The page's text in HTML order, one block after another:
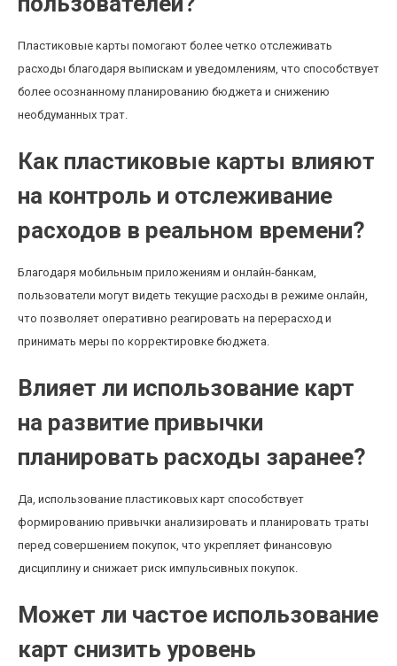
Пластиковые карты помогают более четко отслеживать
расходы благодаря выпискам и уведомлениям, что способствует
более осознанному планированию бюджета и снижению
необдуманных трат.
Как пластиковые карты влияют
на контроль и отслеживание
расходов в реальном времени?
Благодаря мобильным приложениям и онлайн-банкам,
пользователи могут видеть текущие расходы в режиме онлайн,
что позволяет оперативно реагировать на перерасход и
принимать меры по корректировке бюджета.
Влияет ли использование карт
на развитие привычки
планировать расходы заранее?
Да, использование пластиковых карт способствует
формированию привычки анализировать и планировать траты
перед совершением покупок, что укрепляет финансовую
дисциплину и снижает риск импульсивных покупок.
Может ли частое использование
карт снизить уровень